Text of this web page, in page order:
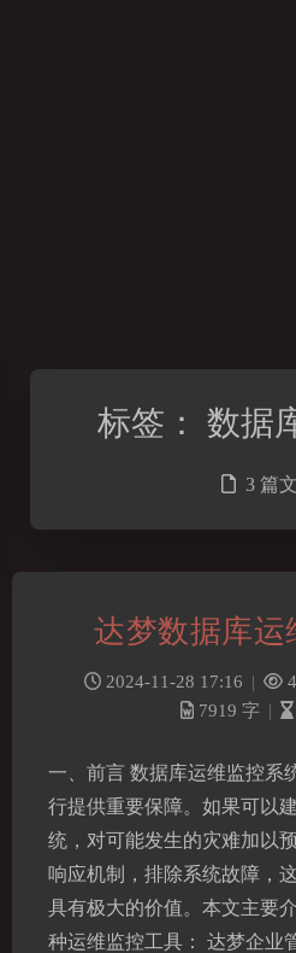
标签： 数据
3 篇
达梦数据库运
2024-11-28 17:16 |
7919 字 |
一、前言 数据库运维监控系
行提供重要保障。如果可以
统，对可能发生的灾难加以
响应机制，排除系统故障，
具有极大的价值。本文主要
种运维监控工具： 达梦企业